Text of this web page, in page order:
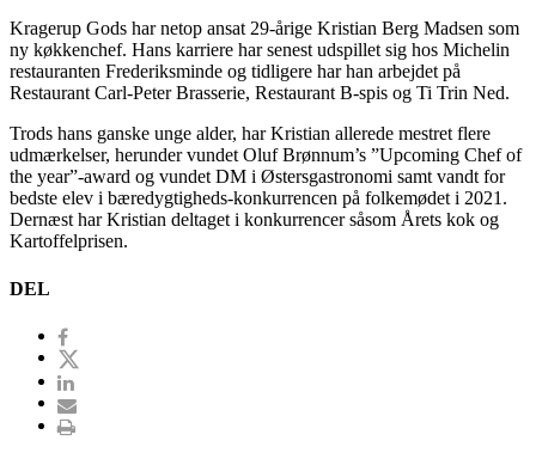
Kragerup Gods har netop ansat 29-årige Kristian Berg Madsen som
ny køkkenchef. Hans karriere har senest udspillet sig hos Michelin
restauranten Frederiksminde og tidligere har han arbejdet på
Restaurant Carl-Peter Brasserie, Restaurant B-spis og Ti Trin Ned.
Trods hans ganske unge alder, har Kristian allerede mestret flere
udmærkelser, herunder vundet Oluf Brønnum’s ”Upcoming Chef of
the year”-award og vundet DM i Østersgastronomi samt vandt for
bedste elev i bæredygtigheds-konkurrencen på folkemødet i 2021.
Dernæst har Kristian deltaget i konkurrencer såsom Årets kok og
Kartoffelprisen.
DEL